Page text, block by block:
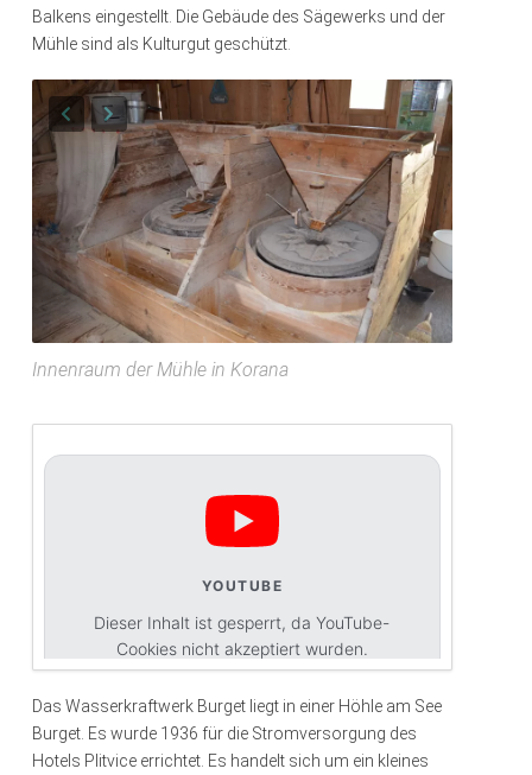
Balkens eingestellt. Die Gebäude des Sägewerks und der
Mühle sind als Kulturgut geschützt.
Innenraum der Mühle in Korana
YOUTUBE
Dieser Inhalt ist gesperrt, da YouTube-
Cookies nicht akzeptiert wurden.
Cookies akzeptieren
Das Wasserkraftwerk Burget liegt in einer Höhle am See
Burget. Es wurde 1936 für die Stromversorgung des
Hotels Plitvice errichtet. Es handelt sich um ein kleines